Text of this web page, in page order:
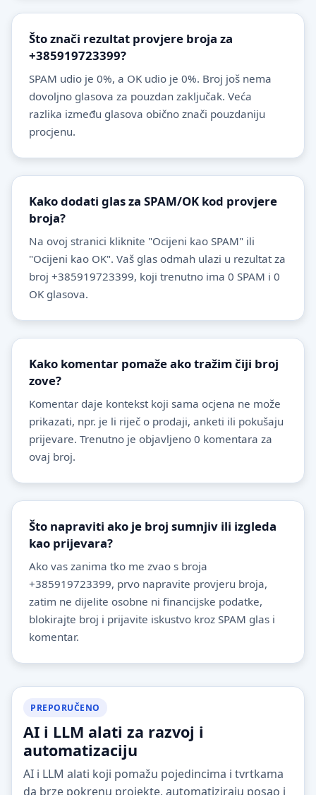
Što znači rezultat provjere broja za
+385919723399?
SPAM udio je 0%, a OK udio je 0%. Broj još nema
dovoljno glasova za pouzdan zaključak. Veća
razlika između glasova obično znači pouzdaniju
procjenu.
Kako dodati glas za SPAM/OK kod provjere
broja?
Na ovoj stranici kliknite "Ocijeni kao SPAM" ili
"Ocijeni kao OK". Vaš glas odmah ulazi u rezultat za
broj +385919723399, koji trenutno ima 0 SPAM i 0
OK glasova.
Kako komentar pomaže ako tražim čiji broj
zove?
Komentar daje kontekst koji sama ocjena ne može
prikazati, npr. je li riječ o prodaji, anketi ili pokušaju
prijevare. Trenutno je objavljeno 0 komentara za
ovaj broj.
Što napraviti ako je broj sumnjiv ili izgleda
kao prijevara?
Ako vas zanima tko me zvao s broja
+385919723399, prvo napravite provjeru broja,
zatim ne dijelite osobne ni financijske podatke,
blokirajte broj i prijavite iskustvo kroz SPAM glas i
komentar.
PREPORUČENO
AI i LLM alati za razvoj i
automatizaciju
AI i LLM alati koji pomažu pojedincima i tvrtkama
da brze pokrenu projekte, automatiziraju posao i